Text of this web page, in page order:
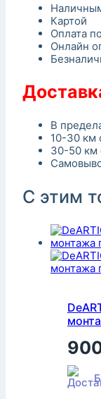
Картой
Оплата
Онлайн
В
10-30 км
30-50
С этим